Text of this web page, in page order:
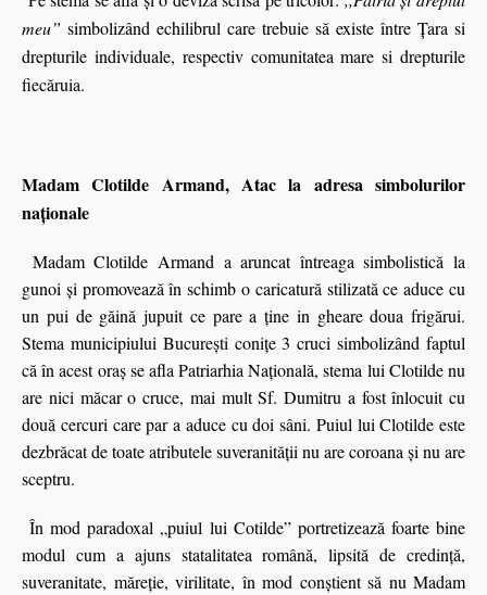
meu” simbolizând echilibrul care trebuie să existe între Țara si
drepturile individuale, respectiv comunitatea mare si drepturile
fiecăruia.
Madam Clotilde Armand, Atac la adresa simbolurilor
naţionale
Madam Clotilde Armand a aruncat întreaga simbolistică la
gunoi şi promovează în schimb o caricatură stilizată ce aduce cu
un pui de găină jupuit ce pare a ține in gheare doua frigărui.
Stema municipiului București conițe 3 cruci simbolizând faptul
că în acest oraş se afla Patriarhia Naţională, stema lui Clotilde nu
are nici măcar o cruce, mai mult Sf. Dumitru a fost înlocuit cu
două cercuri care par a aduce cu doi sâni. Puiul lui Clotilde este
dezbrăcat de toate atributele suveranităţii nu are coroana şi nu are
sceptru.
În mod paradoxal „puiul lui Cotilde” portretizează foarte bine
modul cum a ajuns statalitatea română, lipsită de credinţă,
suveranitate, măreţie, virilitate, în mod conștient să nu Madam